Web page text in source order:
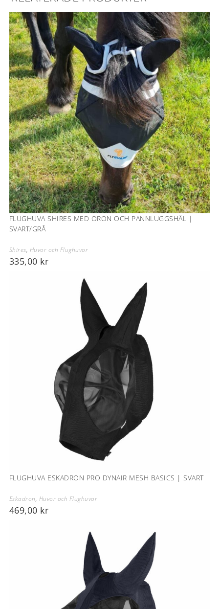
FLUGHUVA SHIRES MED ÖRON OCH PANNLUGGSHÅL |
SVART/GRÅ
Shires, Huvor och Flughuvor
335,00 kr
FLUGHUVA ESKADRON PRO DYNAIR MESH BASICS | SVART
Eskadron, Huvor och Flughuvor
469,00 kr